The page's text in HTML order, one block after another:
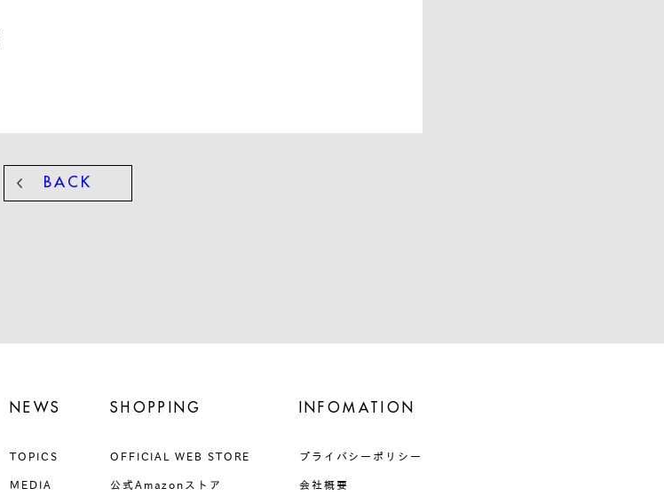
BACK
NEWS
TOPICS
MEDIA
SHOPPING
OFFICIAL WEB STORE
公式Amazonストア
INFOMATION
プライバシーポリシー
会社概要